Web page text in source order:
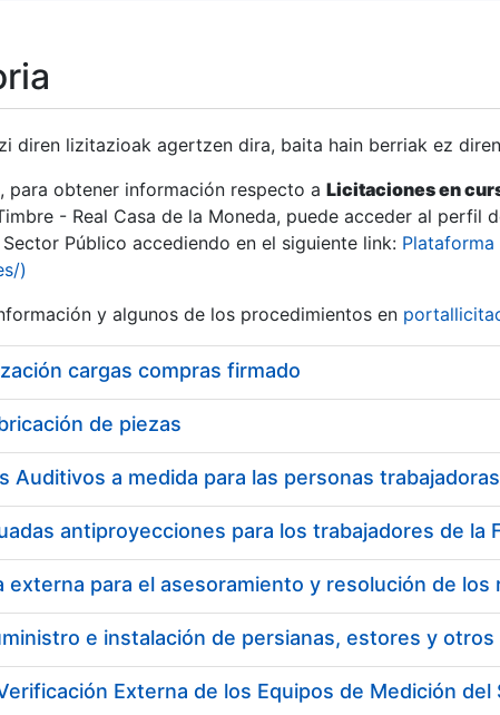
diren lizitazioak agertzen dira, baita hain berriak ez
obtener información respecto a Licitaciones en
- Real Casa de la Moneda, puede acceder al perfil
Público accediendo en el siguiente link:
)
y algunos de los procedimientos en
cargas compras firmado
de piezas
e instalación de persianas, estores y